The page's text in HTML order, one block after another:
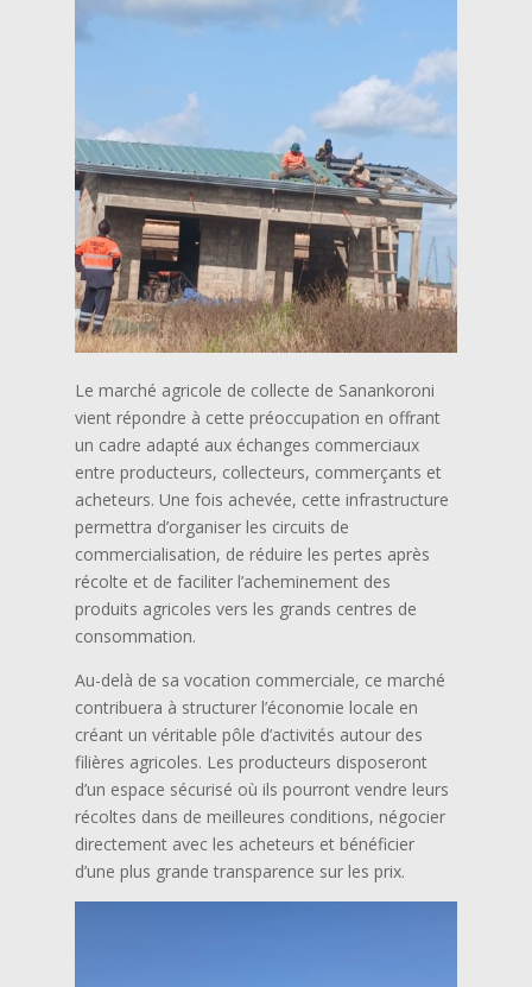
Le marché agricole de collecte de Sanankoroni
vient répondre à cette préoccupation en offrant
un cadre adapté aux échanges commerciaux
entre producteurs, collecteurs, commerçants et
acheteurs. Une fois achevée, cette infrastructure
permettra d’organiser les circuits de
commercialisation, de réduire les pertes après
récolte et de faciliter l’acheminement des
produits agricoles vers les grands centres de
consommation.
Au-delà de sa vocation commerciale, ce marché
contribuera à structurer l’économie locale en
créant un véritable pôle d’activités autour des
filières agricoles. Les producteurs disposeront
d’un espace sécurisé où ils pourront vendre leurs
récoltes dans de meilleures conditions, négocier
directement avec les acheteurs et bénéficier
d’une plus grande transparence sur les prix.